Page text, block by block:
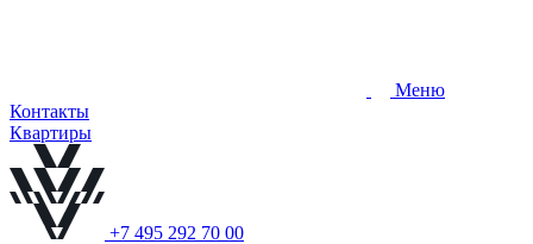
Меню
Контакты
Квартиры
+7 495 292 70 00